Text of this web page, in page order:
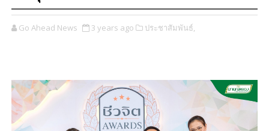
Go Ahead News 3 years ago ประชาสัมพันธ์,